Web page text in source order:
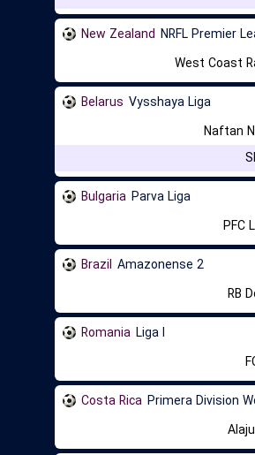
New Zealand NRFL Premier
West Coast
Belarus Vysshaya Liga
Naftan
Bulgaria Parva Liga
PFC
Brazil Amazonense 2
RB
Romania Liga I
Costa Rica Primera Division